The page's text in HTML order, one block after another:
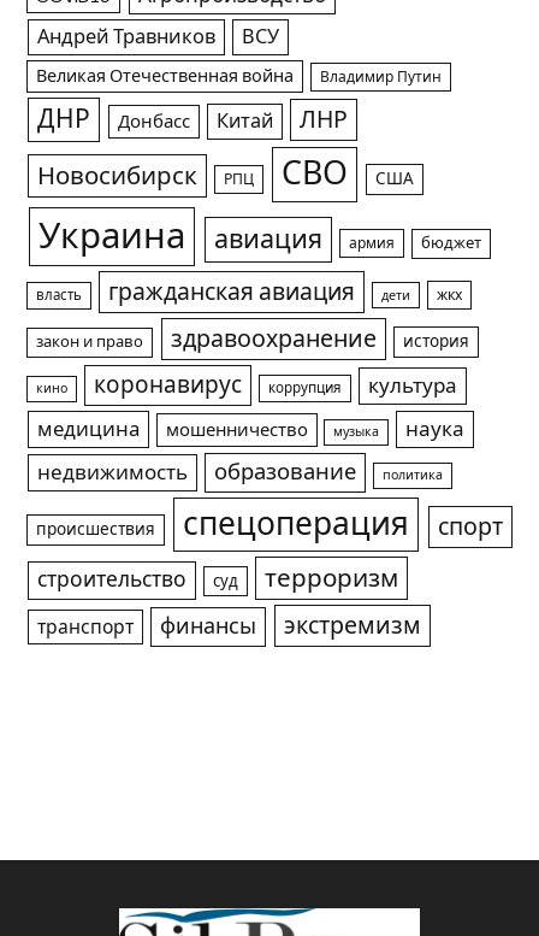
Андрей Травников ВСУ
Великая Отечественная война Владимир Путин
ДНР Донбасс Китай ЛНР
Новосибирск РПЦ СВО США
Украина авиация армия бюджет
власть гражданская авиация дети жкх
закон и право здравоохранение история
кино коронавирус коррупция
культура
медицина
мошенничество музыка
наука
недвижимость
образование политика
происшествия спецоперация спорт
строительство суд терроризм
транспорт финансы экстремизм